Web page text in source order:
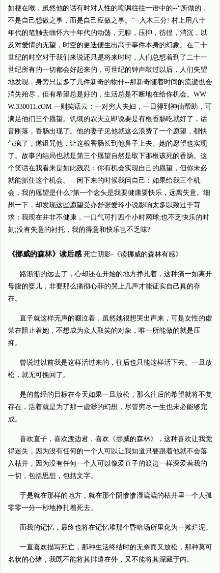
如梗在喉，虽然他的话有时对人性的嘲讽往往一语中的--“所做的，
不是自己想做之事，而是自己应做之事。”--入木三分! 村上用八十
年代的笔触去缅怀六十年代的动荡，无聊，压抑，彷徨，消沉，以
及对爱情的无望，时空的更迭便生出高于事件本身的幻象。在二十
世纪的时空对于我们来说还只是将来时时，人们总想着到了二十一
世纪所有的一切都会好起来的，可世纪的钟声敲过以后，人们失望
地发现，身旁只是多了几件新奇的物什--那新奇随着时间的流逝也会
消失殆尽，但有希望总是好的，生活总是不断地在给你机会。WW
W.330011.cOM 一则笑话云：一对穷人夫妇，一日得到神仙帮助，可
满足他们三个愿望。饥饿的农夫立即说要是有根香肠吃就好了，话
音刚落，香肠出现了。他的妻子见他就这么浪费了一个愿望，都快
气疯了，遂诅咒他，让这根香肠长到他鼻子上去。她的愿望也实现
了。故事的结局也就是第三个愿望自然是取下那根该死的香肠。这
个笑话在我看来是如此残忍：你有机会实现自己的愿望，但你未必
就能抓住这个机会。 闲下来的时候我问自己：如果给我三个机
会，我的愿望是什么?第一个念头是我要健康要快乐，远离失意。细
想一下，却发现这些愿望受亦舒张爱玲小说影响太多以致过于苛
求：我现在并非不健康，一口气可打四个小时网球;也不乏快乐的时
刻;没有失意的衬托，我的得意和快乐岂不乏味?
《挪威的森林》读后感死亡阴影-《读挪威的森林有感》
路渐渐的远去了，心却还在开始的地方挣扎着，这种痛一如离开
母腹的婴儿，非要那么痛彻心菲的哭上几声才能证实自己真的存
在。
直子就这样无声的啜泣着，虽然她很想哭出声来，可是女性的虚
荣在阻止着她，不想成为众人取笑的对象，唯一所能做的就是压
抑。
曾说过以前我是这样活过来的，往后也只能这样活下去。一旦放
松，就无可挽回了。
是的曾经的目标在今天如果一旦放松，那么往后的希望就将不复
存在，活着就是为了那一虚渺的幻想，尽管穷尽一生也未必能够完
成。
喜欢直子，喜欢渡边君，喜欢《挪威的森林》，这种喜欢让我觉
得迷失，因为没有任何的一个人可以让我知道只要跟着他就不会落
入枯井，因为没有任何一个人可以像爱直子的渡边一样深爱着我的
一切，包括思想，包括文字。
于是就在那样的地方，就在那个阴惨惨湿漉漉的枯井里一个人孤
零零一分一秒地挣扎着死去。
而我的记忆，最终也将在记忆堆那个昏暗场所里化为一摊烂泥。
一直喜欢描写死亡，那种生活终结时的无奈而又放松，那种莫可
名状的心绪，我既不能将其排遣在外，又不能将其深藏于内。